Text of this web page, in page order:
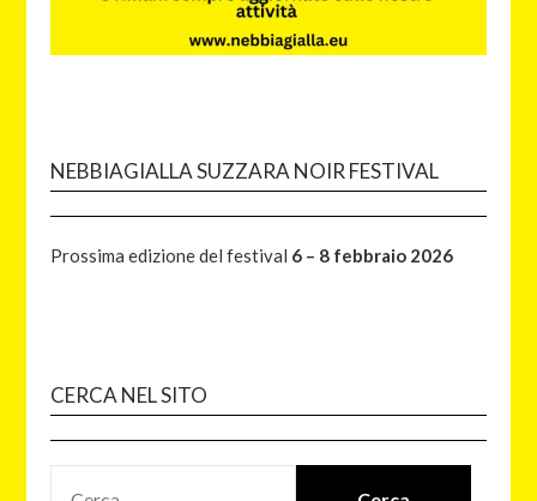
NEBBIAGIALLA SUZZARA NOIR FESTIVAL
Prossima edizione del festival 6 – 8 febbraio 2026
CERCA NEL SITO